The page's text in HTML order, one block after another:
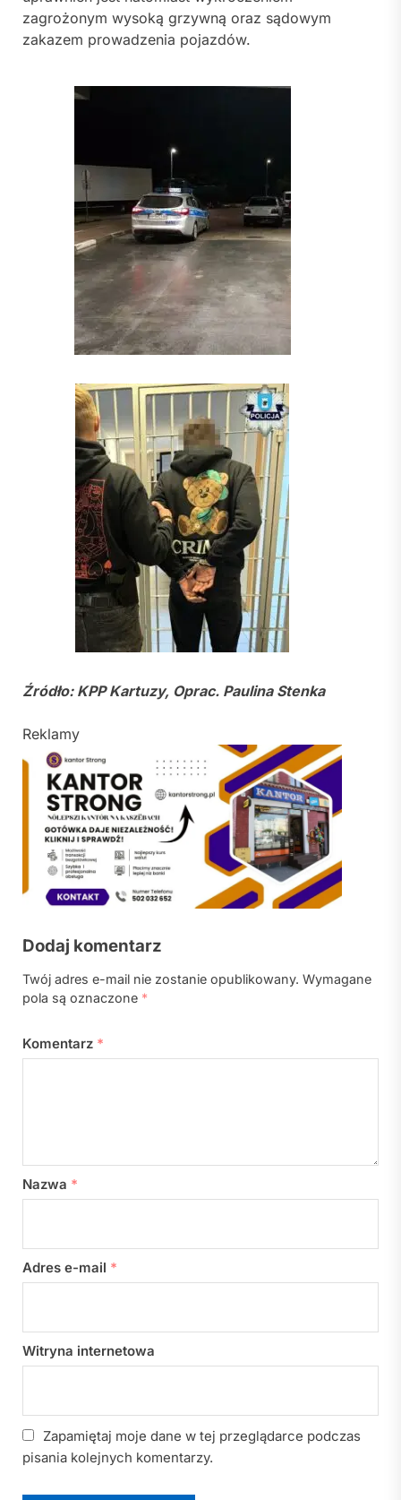
zagrożonym wysoką grzywną oraz sądowym
zakazem prowadzenia pojazdów.
Źródło: KPP Kartuzy, Oprac. Paulina Stenka
Reklamy
Dodaj komentarz
Twój adres e-mail nie zostanie opublikowany. Wymagane
pola są oznaczone *
Komentarz *
Nazwa *
Adres e-mail *
Witryna internetowa
Zapamiętaj moje dane w tej przeglądarce podczas
pisania kolejnych komentarzy.